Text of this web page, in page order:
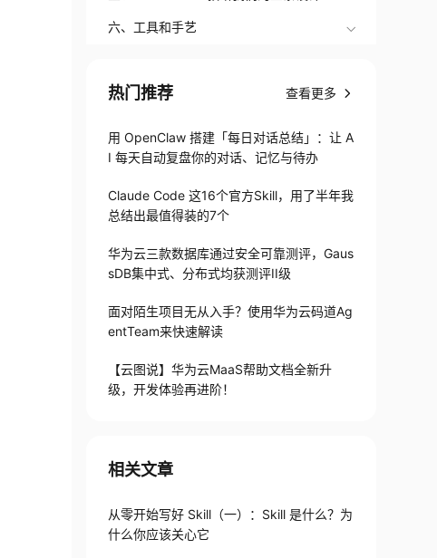
念
六、工具和手艺
热门推荐 查看更多
用 OpenClaw 搭建「每日对话总结」：让 A
I 每天自动复盘你的对话、记忆与待办
Claude Code 这16个官方Skill，用了半年我
总结出最值得装的7个
华为云三款数据库通过安全可靠测评，Gaus
sDB集中式、分布式均获测评II级
面对陌生项目无从入手？使用华为云码道Ag
entTeam来快速解读
【云图说】华为云MaaS帮助文档全新升
级，开发体验再进阶！
相关文章
从零开始写好 Skill（一）：Skill 是什么？为
什么你应该关心它